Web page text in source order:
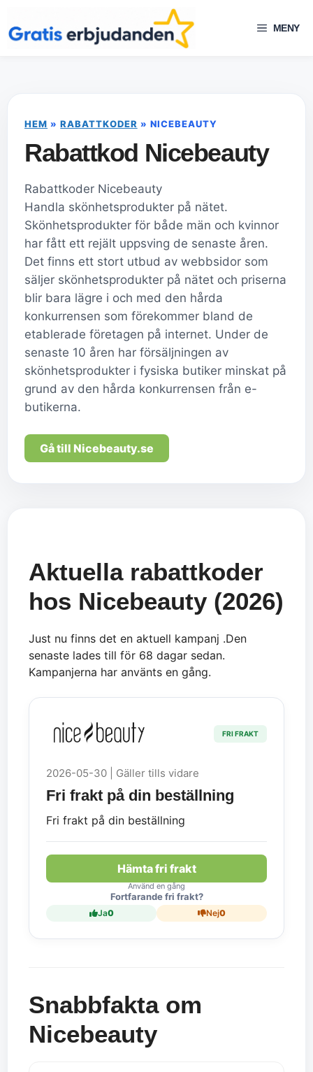
till
innehåll
MENY
HEM »RABATTKODER » NICEBEAUTY
Rabattkod Nicebeauty
Rabattkoder Nicebeauty
Handla skönhetsprodukter på nätet.
Skönhetsprodukter för både män och kvinnor
har fått ett rejält uppsving de senaste åren.
Det finns ett stort utbud av webbsidor som
säljer skönhetsprodukter på nätet och priserna
blir bara lägre i och med den hårda
konkurrensen som förekommer bland de
etablerade företagen på internet. Under de
senaste 10 åren har försäljningen av
skönhetsprodukter i fysiska butiker minskat på
grund av den hårda konkurrensen från e-
butikerna.
Gå till Nicebeauty.se
Aktuella rabattkoder
hos Nicebeauty (2026)
Just nu finns det en aktuell kampanj .Den
senaste lades till för 68 dagar sedan.
Kampanjerna har använts en gång.
FRI FRAKT
2026-05-30 | Gäller tills vidare
Fri frakt på din beställning
Fri frakt på din beställning
Hämta fri frakt
Använd en gång
Fortfarande fri frakt?
Ja0 Nej0
Snabbfakta om
Nicebeauty